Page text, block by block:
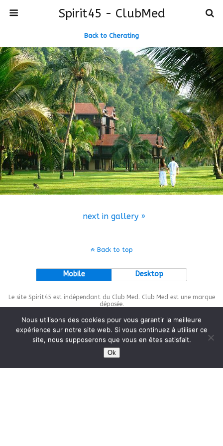
Spirit45 - ClubMed
Back to Cherating
next in gallery »
Back to top
Mobile Desktop
Le site Spirit45 est indépendant du Club Med. Club Med est une marque
déposée.
This site is protected bywp-copyrightpro.com
Nous utilisons des cookies pour vous garantir la meilleure
expérience sur notre site web. Si vous continuez à utiliser ce
site, nous supposerons que vous en êtes satisfait.
Ok